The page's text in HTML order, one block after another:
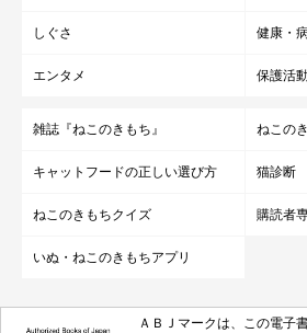
しぐさ 健康・
エンタメ 保護活
雑誌『ねこのきもち』 ねこの
キャットフードの正しい選び方 猫診断
ねこのきもちクイズ 購読者
いぬ・ねこのきもちアプリ
ＡＢＪマークは、この電子